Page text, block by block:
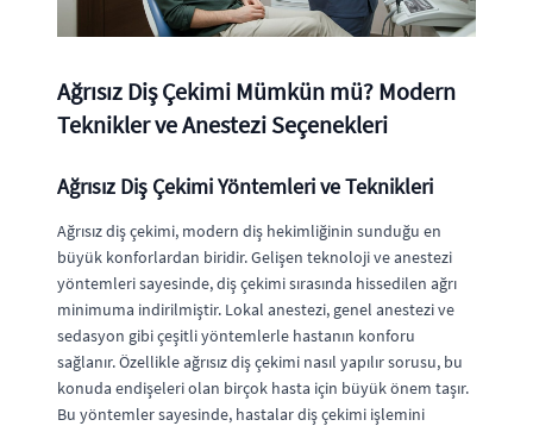
Ağrısız Diş Çekimi Mümkün mü? Modern
Teknikler ve Anestezi Seçenekleri
Ağrısız Diş Çekimi Yöntemleri ve Teknikleri
Ağrısızdiş çekimi, modern diş hekimliğinin sunduğu en
büyük konforlardan biridir. Gelişen teknoloji ve anestezi
yöntemleri sayesinde,diş çekimisırasında hissedilen ağrı
minimuma indirilmiştir. Lokal anestezi, genel anestezi ve
sedasyon gibi çeşitli yöntemlerle hastanın konforu
sağlanır. Özellikleağrısız diş çekimi nasıl yapılırsorusu, bu
konuda endişeleri olan birçok hasta için büyük önem taşır.
Bu yöntemler sayesinde, hastalardiş çekimi işlemini